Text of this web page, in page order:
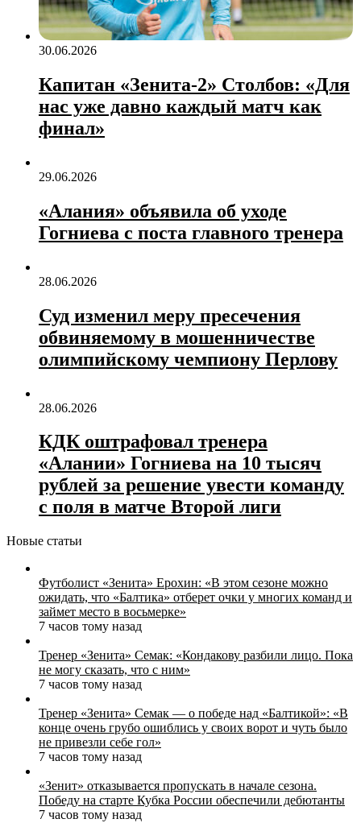
30.06.2026
Капитан «Зенита‑2» Столбов: «Для
нас уже давно каждый матч как
финал»
29.06.2026
«Алания» объявила об уходе
Гогниева с поста главного тренера
28.06.2026
Суд изменил меру пресечения
обвиняемому в мошенничестве
олимпийскому чемпиону Перлову
28.06.2026
КДК оштрафовал тренера
«Алании» Гогниева на 10 тысяч
рублей за решение увести команду
с поля в матче Второй лиги
Новые статьи
Футболист «Зенита» Ерохин: «В этом сезоне можно
ожидать, что «Балтика» отберет очки у многих команд и
займет место в восьмерке»
7 часов тому назад
Тренер «Зенита» Семак: «Кондакову разбили лицо. Пока
не могу сказать, что с ним»
7 часов тому назад
Тренер «Зенита» Семак — о победе над «Балтикой»: «В
конце очень грубо ошиблись у своих ворот и чуть было
не привезли себе гол»
7 часов тому назад
«Зенит» отказывается пропускать в начале сезона.
Победу на старте Кубка России обеспечили дебютанты
7 часов тому назад